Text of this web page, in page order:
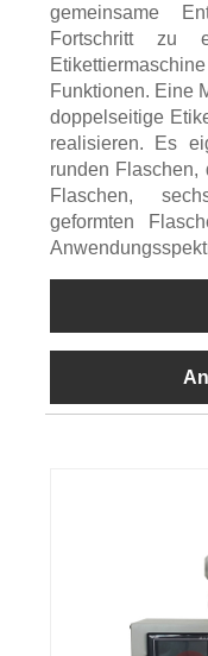
gemeinsame
Fortschritt zu
Funktionen. Eine
doppelseitige
realisieren. Es
runden Flaschen,
Flaschen,
geformten